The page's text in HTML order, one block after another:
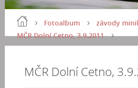
Fotoalbum
závody
MČR Dolní Cetno, 3.9.2011
MČR Dolní Cetno,